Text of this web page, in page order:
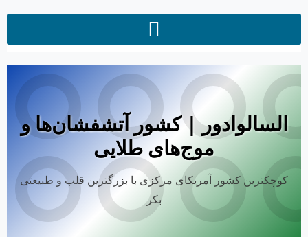
السالوادور | کشور آتشفشان‌ها و
موج‌های طلایی
کوچکترین کشور آمریکای مرکزی با بزرگترین قلب و طبیعتی
بکر